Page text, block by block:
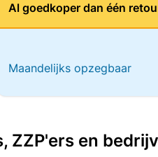
Al goedkoper dan één
Maandelijks opzegbaar
ZZP'ers en